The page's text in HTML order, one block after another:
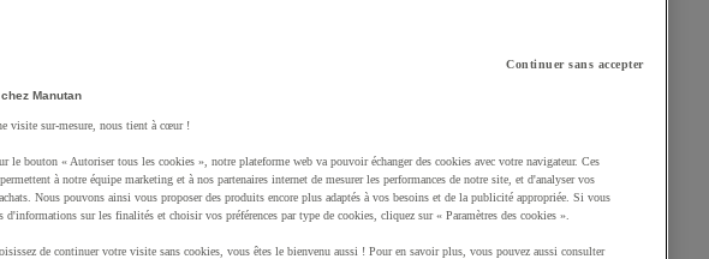
un produit à votre panier :
Continuer sans accepter
Manutan
visite sur-mesure, nous tient à cœur !
le bouton « Autoriser tous les cookies », notre plateforme web va pouvoir échanger des cookies avec votre navigateur. Ces
à notre équipe marketing et à nos partenaires internet de mesurer les performances de notre site, et d'analyser vos
Nous pouvons ainsi vous proposer des produits encore plus adaptés à vos besoins et de la publicité appropriée. Si vous
d'informations sur les finalités et choisir vos préférences par type de cookies, cliquez sur « Paramètres des cookies ».
de continuer votre visite sans cookies, vous êtes le bienvenu aussi ! Pour en savoir plus, vous pouvez aussi consulter